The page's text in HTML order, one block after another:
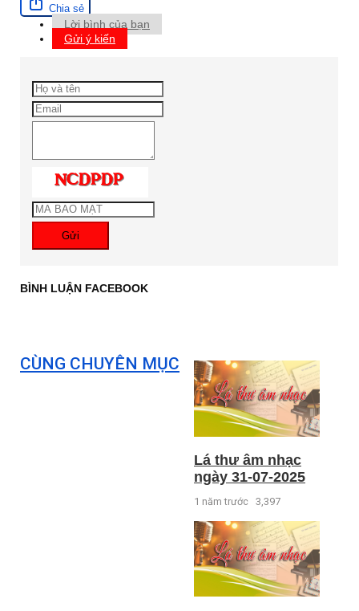
Chia sẻ
Lời bình của bạn
Gửi ý kiến
Gửi
BÌNH LUẬN FACEBOOK
CÙNG CHUYÊN MỤC
Lá thư âm nhạc
ngày 31-07-2025
1 năm trước 3,397